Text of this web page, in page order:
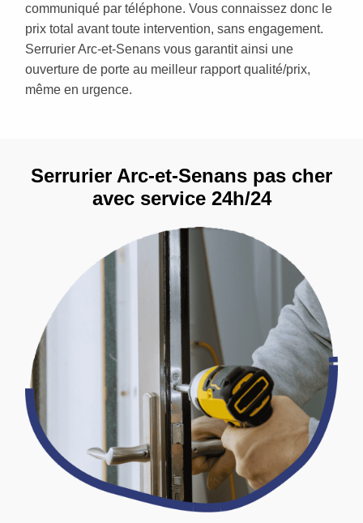
communiqué par téléphone. Vous connaissez donc le
prix total avant toute intervention, sans engagement.
Serrurier Arc-et-Senans vous garantit ainsi une
ouverture de porte au meilleur rapport qualité/prix,
même en urgence.
Serrurier Arc-et-Senans pas cher
avec service 24h/24